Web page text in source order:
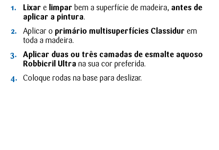
Lixar e limpar bem a superfície de madeira, antes de
aplicar a pintura.
Aplicar o primário multisuperfícies Classidur em
toda a madeira.
Aplicar duas ou três camadas de esmalte aquoso
Robbicril Ultra na sua cor preferida.
Coloque rodas na base para deslizar.